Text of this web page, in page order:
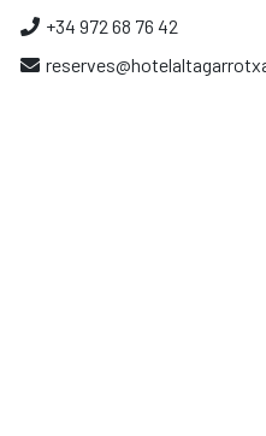
+34 972 68 76 42